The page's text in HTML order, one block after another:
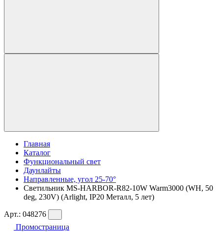
Главная
Каталог
Функциональный свет
Даунлайты
Направленные, угол 25-70°
Светильник MS-HARBOR-R82-10W Warm3000 (WH, 50
deg, 230V) (Arlight, IP20 Металл, 5 лет)
Арт.: 048276
Промостраница